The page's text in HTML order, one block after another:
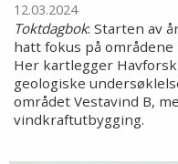
12.03.2024
Toktdagbok: Starten av
hatt fokus på
Her kartlegger
geologiske
området Vestavind B,
vindkraftutbygging.